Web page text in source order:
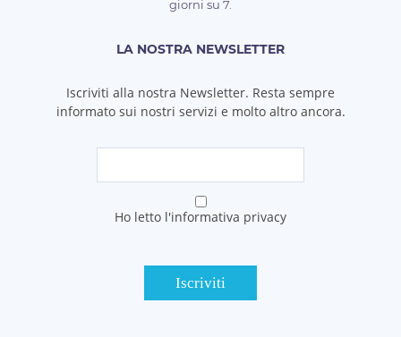
giorni su 7.
LA NOSTRA NEWSLETTER
Iscriviti alla nostra Newsletter. Resta sempre
informato sui nostri servizi e molto altro ancora.
Ho letto l'informativa privacy